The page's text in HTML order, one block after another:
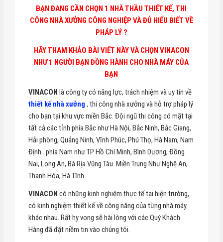
BẠN ĐANG CẦN CHỌN 1 NHÀ THẦU THIẾT KẾ, THI
CÔNG NHÀ XƯỞNG CÔNG NGHIỆP VÀ ĐỦ HIỂU BIẾT VỀ
PHÁP LÝ ?
HÃY THAM KHẢO BÀI VIẾT NÀY VÀ CHỌN VINACON
NHƯ 1 NGƯỜI BẠN ĐỒNG HÀNH CHO NHÀ MÁY CỦA
BẠN
VINACON là công ty có năng lực, trách nhiệm và uy tín về
thiết kế nhà xưởng , thi công nhà xưởng và hỗ trợ pháp lý
cho bạn tại khu vực miền Bắc. Đội ngũ thi công có mặt tại
tất cả các tỉnh phía Bắc như Hà Nội, Bắc Ninh, Bắc Giang,
Hải phòng, Quảng Ninh, Vĩnh Phúc, Phú Thọ, Hà Nam, Nam
Định.. phía Nam như TP Hồ Chí Minh, Bình Dương, Đồng
Nai, Long An, Bà Rịa Vũng Tàu. Miền Trung Như Nghệ An,
Thanh Hóa, Hà Tĩnh
VINACONcó những kinh nghiệm thực tế tại hiện trường,
có kinh nghiệm thiết kế về công năng của từng nhà máy
khác nhau. Rất hy vong sẽ hài lòng với các Quý Khách
Hàng đã đặt niềm tin vào chúng tôi.